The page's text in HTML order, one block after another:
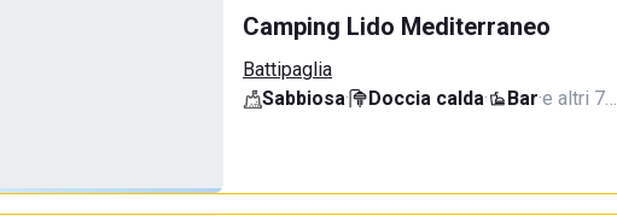
Camping Lido Mediterraneo
Battipaglia
Sabbiosa· Doccia calda· Bar·e altri 7…